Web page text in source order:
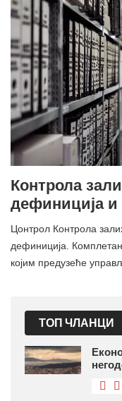
Контрола
дефиниција и
Цонтрол Контрола
дефиниција.
којим предузеће
ТОП ЧЛАНЦИ